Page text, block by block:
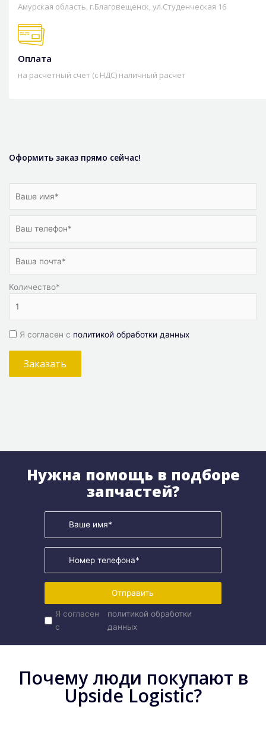
Амурская область, г.Благовещенск, ул.Студенческая 16
Оплата
на расчетный счет (с НДС) наличный расчет
Оформить заказ прямо сейчас!
Количество*
Я согласен с политикой обработки данных
Заказать
Нужна помощь в подборе
запчастей?
Отправить
Я согласен
с
политикой обработки
данных
Почему люди покупают в
Upside Logistic?